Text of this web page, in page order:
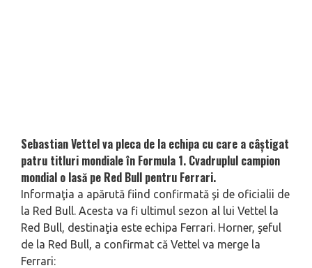
Sebastian Vettel va pleca de la echipa cu care a câştigat
patru titluri mondiale în Formula 1. Cvadruplul campion
mondial o lasă pe Red Bull pentru Ferrari.
Informaţia a apărută fiind confirmată şi de oficialii de
la Red Bull. Acesta va fi ultimul sezon al lui Vettel la
Red Bull, destinaţia este echipa Ferrari. Horner, şeful
de la Red Bull, a confirmat că Vettel va merge la
Ferrari: